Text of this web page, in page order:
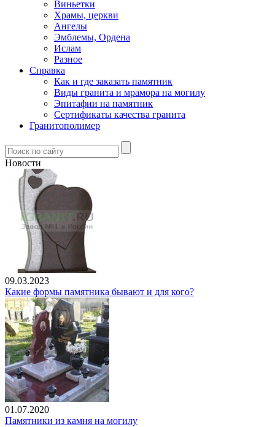
Виньетки
Храмы, церкви
Ангелы
Эмблемы, Ордена
Ислам
Разное
Справка
Как и где заказать памятник
Виды гранита и мрамора на могилу
Эпитафии на памятник
Сертификаты качества гранита
Гранитополимер
Новости
09.03.2023
Какие формы памятника бывают и для кого?
01.07.2020
Памятники из камня на могилу